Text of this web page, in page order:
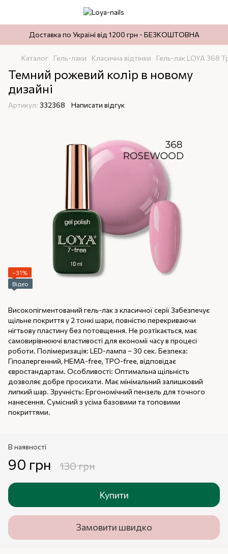
Доставка по Україні від 1200 грн - БЕЗКОШТОВНА
Каталог Гель-лаки Класична відтінки Гель-лак LOYA 368
Темний рожевий колір в новому
дизайні
Артикул: 332368 Написати відгук
−31%
Відео
Високопігментований гель-лак з класичної серії Забезпечує
щільне покриття у 2 тонкі шари, повністю перекриваючи
нігтьову пластину без потовщення. Не розтікається, має
самовирівнюючі властивості для економії часу в процесі
роботи. Полімеризація: LED-лампа – 30 сек. Безпека:
Гіпоалергенний, HEMA-free, TPO-free, відповідає
євростандартам. Особливості: Оптимальна щільність
дозволяє добре просихати. Має мінімальний залишковий
липкий шар. Зручність: Ергономічний пензель для точного
нанесення. Сумісний з усіма базовими та топовими
покриттями.
В наявності
90 грн 130 грн
Купити
Замовити швидко